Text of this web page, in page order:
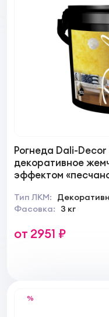
Рогнеда Dali-
декоративное
эффектом
Тип ЛКМ:
Фасовка:
3 кг
от 2951 ₽
%